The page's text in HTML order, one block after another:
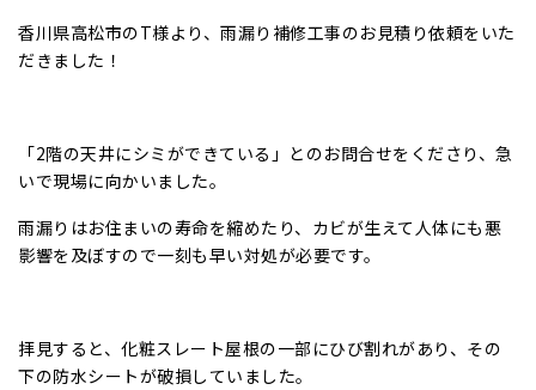
香川県高松市のT様より、雨漏り補修工事のお見積り依頼をいた
だきました！
「2階の天井にシミができている」とのお問合せをくださり、急
いで現場に向かいました。
雨漏りはお住まいの寿命を縮めたり、カビが生えて人体にも悪
影響を及ぼすので一刻も早い対処が必要です。
拝見すると、化粧スレート屋根の一部にひび割れがあり、その
下の防水シートが破損していました。